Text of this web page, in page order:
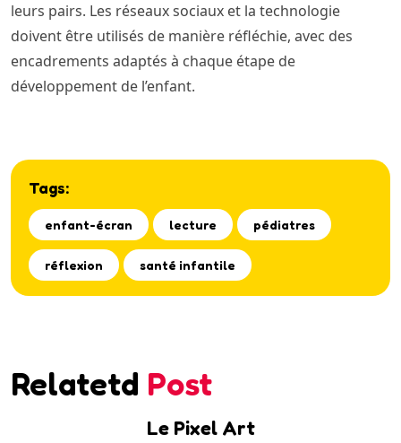
leurs pairs. Les réseaux sociaux et la technologie
doivent être utilisés de manière réfléchie, avec des
encadrements adaptés à chaque étape de
développement de l’enfant.
Tags:
enfant-écran lecture pédiatres
réflexion santé infantile
Relatetd Post
Le Pixel Art